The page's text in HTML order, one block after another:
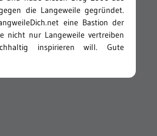
die Langeweile gegründet.
eine Bastion der
nicht nur Langeweile vertreiben
inspirieren will. Gute